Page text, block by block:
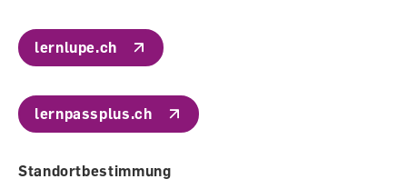
lernlupe.ch
lernpassplus.ch
Standortbestimmung